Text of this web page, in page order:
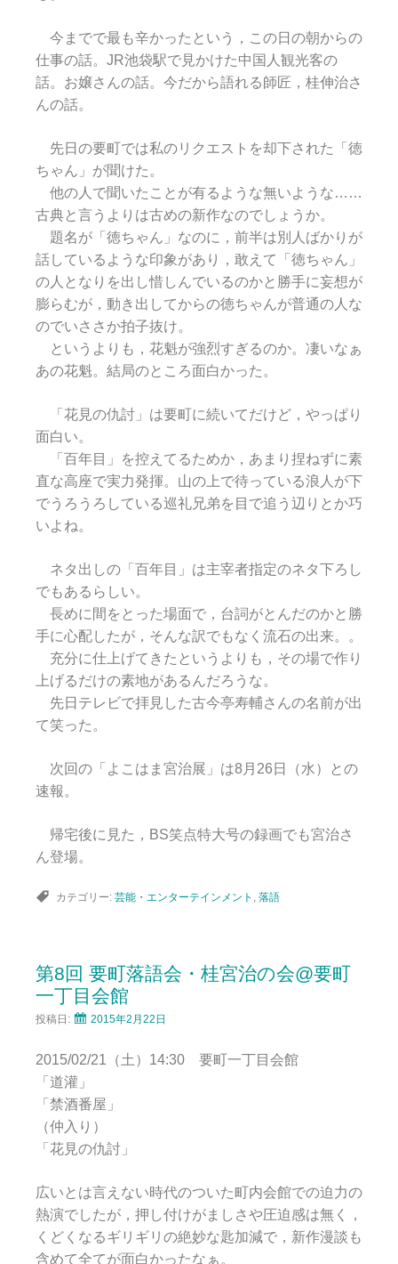
今までで最も辛かったという，この日の朝からの
仕事の話。JR池袋駅で見かけた中国人観光客の
話。お嬢さんの話。今だから語れる師匠，桂伸治さ
んの話。
先日の要町では私のリクエストを却下された「徳
ちゃん」が聞けた。
他の人で聞いたことが有るような無いような……
古典と言うよりは古めの新作なのでしょうか。
題名が「徳ちゃん」なのに，前半は別人ばかりが
話しているような印象があり，敢えて「徳ちゃん」
の人となりを出し惜しんでいるのかと勝手に妄想が
膨らむが，動き出してからの徳ちゃんが普通の人な
のでいささか拍子抜け。
というよりも，花魁が強烈すぎるのか。凄いなぁ
あの花魁。結局のところ面白かった。
「花見の仇討」は要町に続いてだけど，やっぱり
面白い。
「百年目」を控えてるためか，あまり捏ねずに素
直な高座で実力発揮。山の上で待っている浪人が下
でうろうろしている巡礼兄弟を目で追う辺りとか巧
いよね。
ネタ出しの「百年目」は主宰者指定のネタ下ろし
でもあるらしい。
長めに間をとった場面で，台詞がとんだのかと勝
手に心配したが，そんな訳でもなく流石の出来。。
充分に仕上げてきたというよりも，その場で作り
上げるだけの素地があるんだろうな。
先日テレビで拝見した古今亭寿輔さんの名前が出
て笑った。
次回の「よこはま宮治展」は8月26日（水）との
速報。
帰宅後に見た，BS笑点特大号の録画でも宮治さ
ん登場。
カテゴリー: 芸能・エンターテインメント , 落語
第8回 要町落語会・桂宮治の会@要町
一丁目会館
投稿日: 2015年2月22日
2015/02/21（土）14:30 要町一丁目会館
「道灌」
「禁酒番屋」
（仲入り）
「花見の仇討」
広いとは言えない時代のついた町内会館での迫力の
熱演でしたが，押し付けがましさや圧迫感は無く，
くどくなるギリギリの絶妙な匙加減で，新作漫談も
含めて全てが面白かったなぁ。